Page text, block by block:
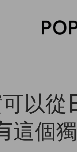
以
這個